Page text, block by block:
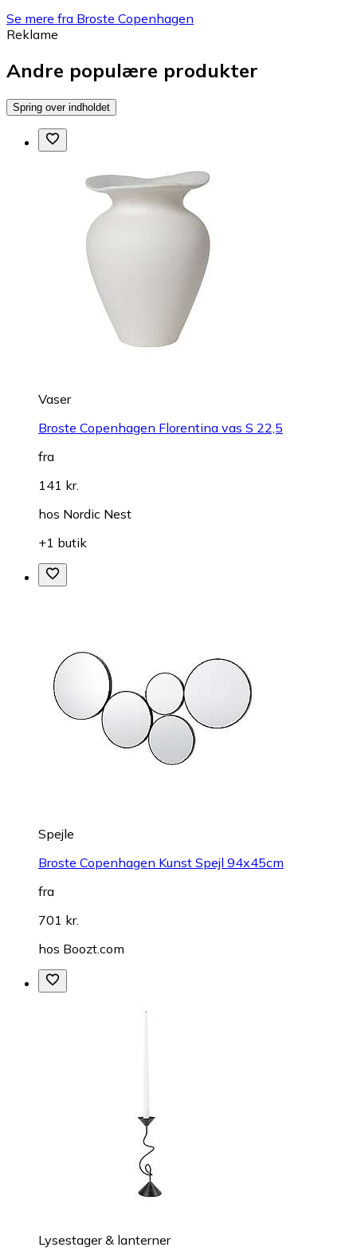
Se mere fra Broste Copenhagen
Reklame
Andre populære produkter
Spring over indholdet
Vaser
Broste Copenhagen Florentina vas S 22,5
fra
141 kr.
hos Nordic Nest
+1 butik
Spejle
Broste Copenhagen Kunst Spejl 94x45cm
fra
701 kr.
hos Boozt.com
Lysestager & lanterner